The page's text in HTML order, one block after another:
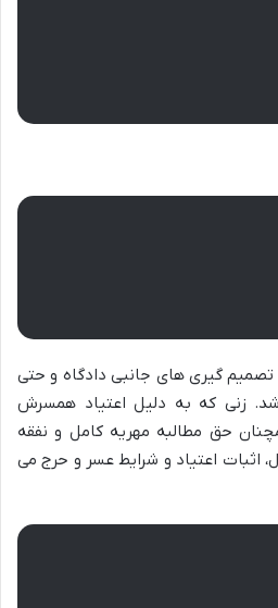
تصمیم گیری های جانبی دادگاه و حتی
باشد. زنی که به دلیل اعتیاد همسرش
حق مطالبه مهریه کامل و نفقه
اثبات اعتیاد و شرایط عسر و حرج می